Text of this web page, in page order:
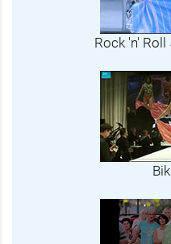
Rock 'n' Roll